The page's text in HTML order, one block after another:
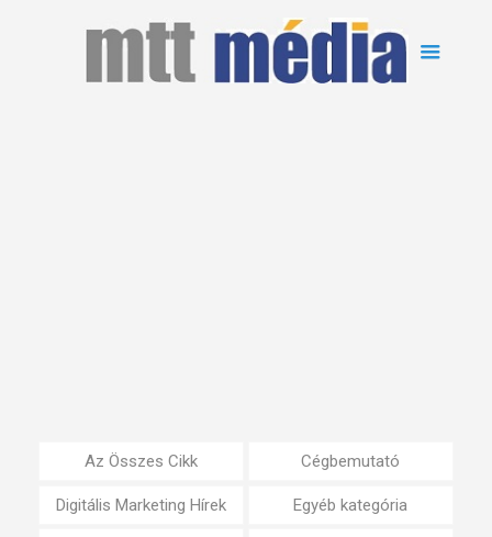
Az Összes Cikk Cégbemutató
Digitális Marketing Hírek Egyéb kategória